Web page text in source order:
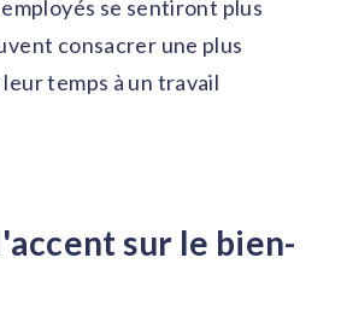
se sentiront plus
consacrer une plus
temps à un travail
sur le bien-